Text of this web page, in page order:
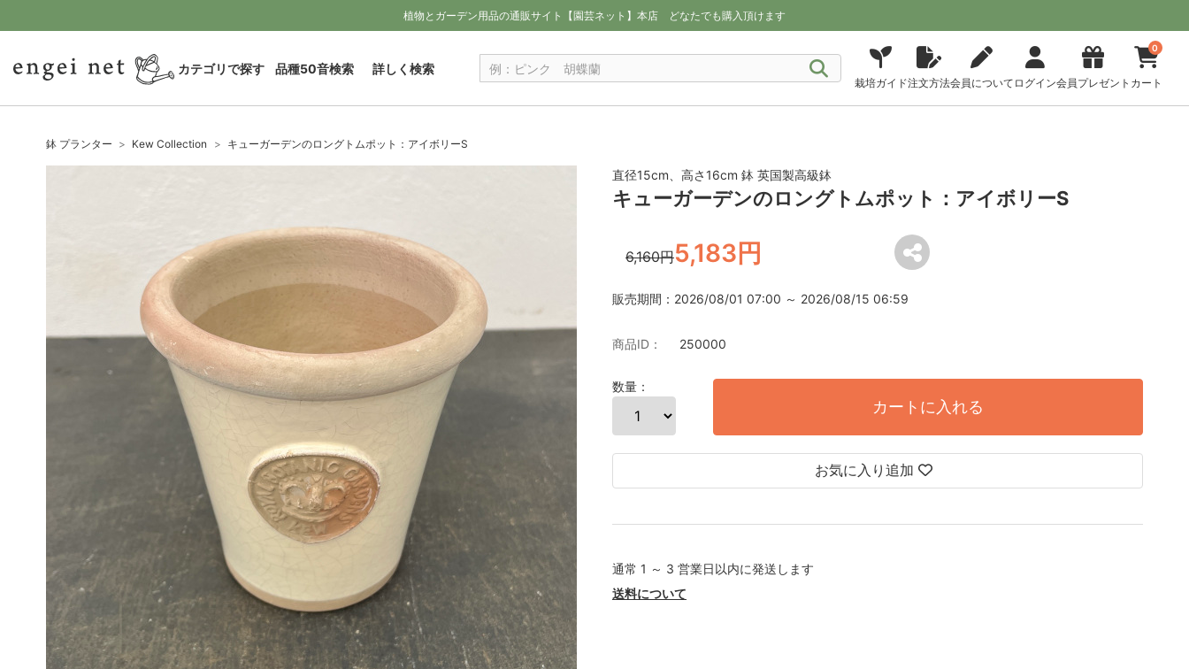
植物とガーデン用品の通販サイト【園芸ネット】本店 どなたでも購入頂けます
カテゴリで探す 品種50音検索 詳しく検索
栽培ガイド注文方法会員について ログイン会員プレゼント
0
カート
鉢 プランター Kew Collection キューガーデンのロングトムポット：アイボリーS
直径15cm、高さ16cm 鉢 英国製高級鉢
キューガーデンのロングトムポット：アイボリーS
6,160円5,183円
販売期間：2026/08/01 07:00 ～ 2026/08/15 06:59
商品ID： 250000
数量：
カートに入れる
お気に入り追加
通常 1 ～ 3 営業日以内に発送します
送料について